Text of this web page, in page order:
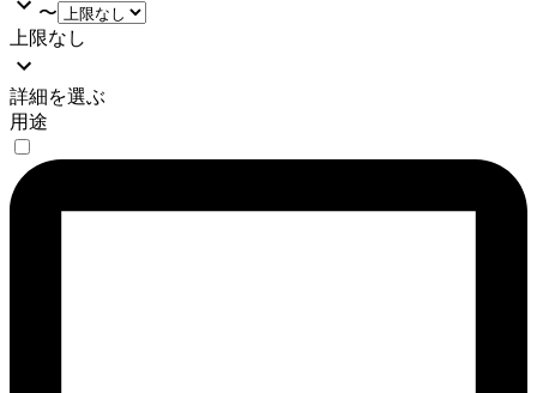
〜
上限なし
詳細を選ぶ
用途